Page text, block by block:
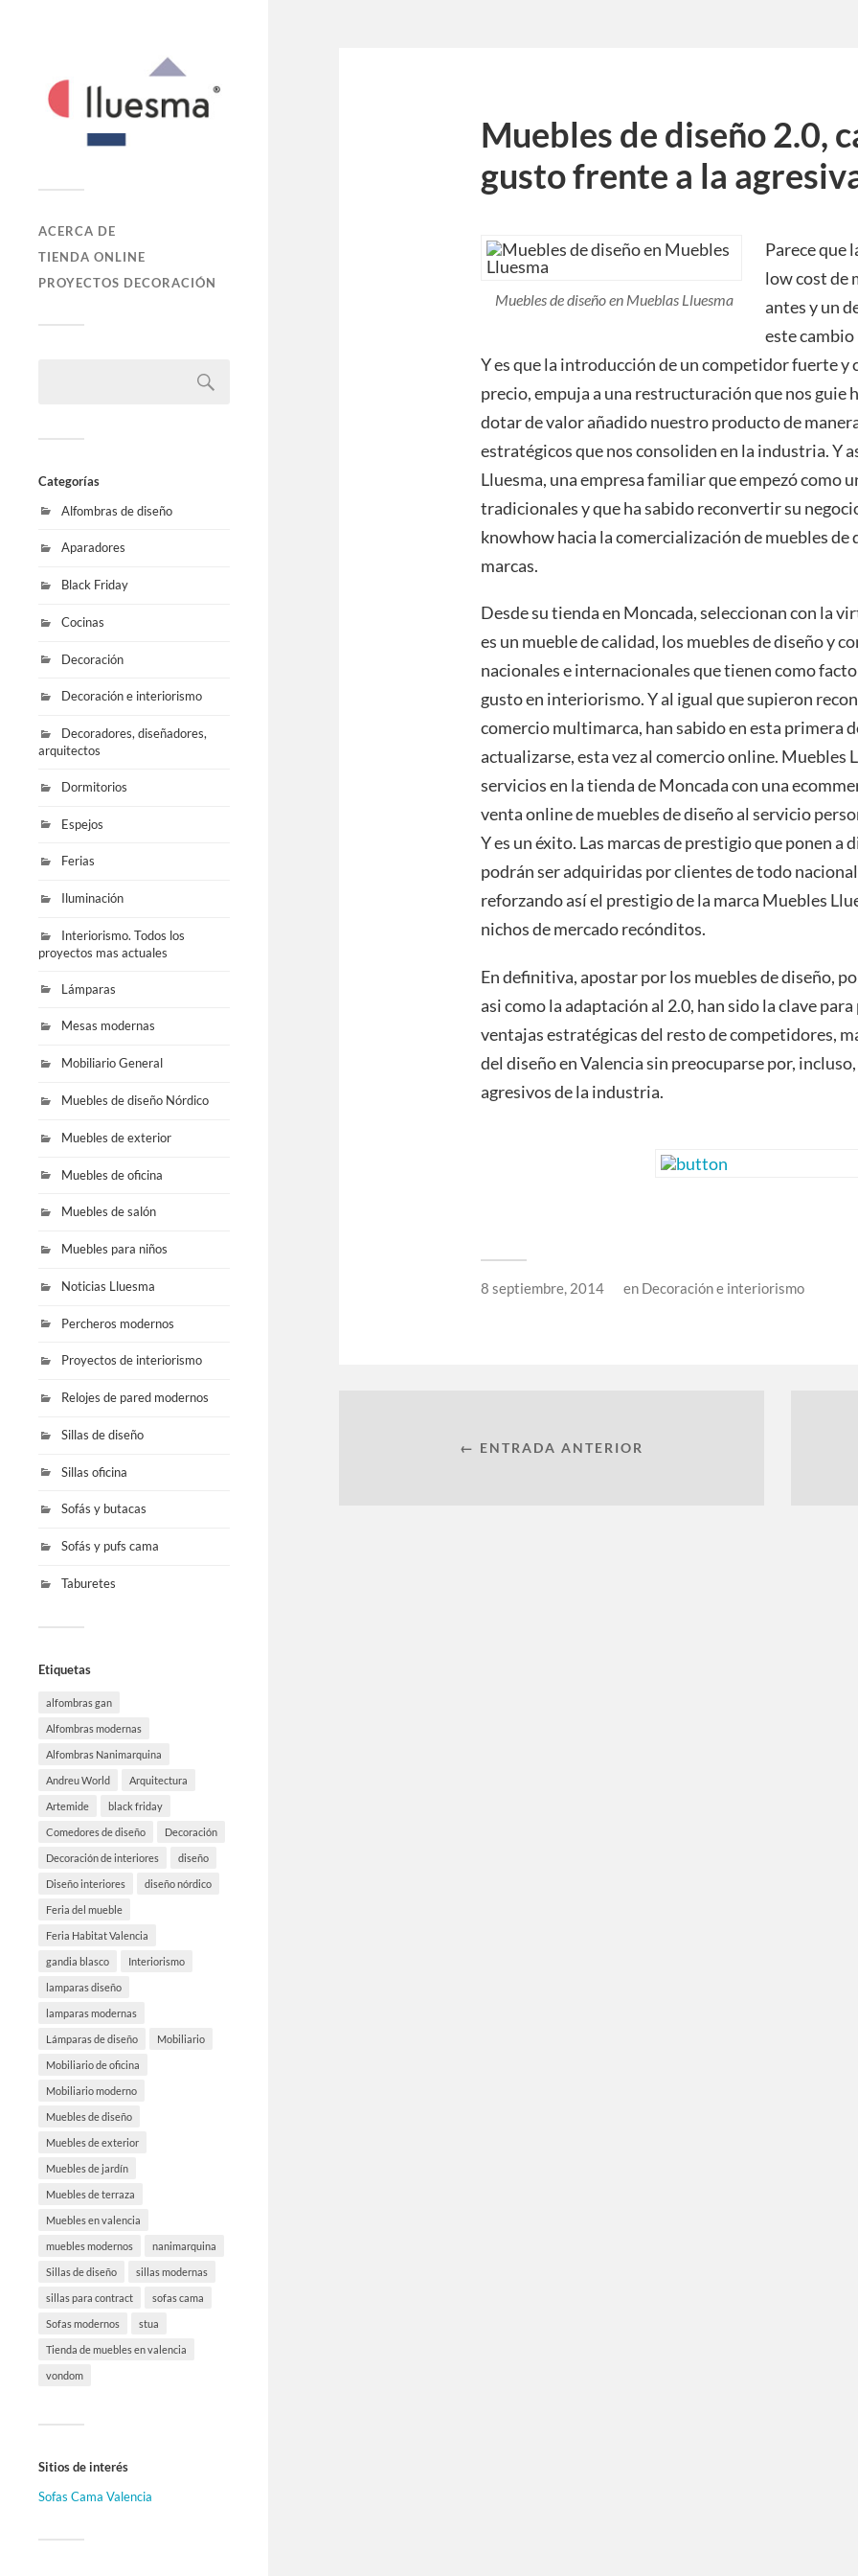
ACERCA DE
TIENDA ONLINE
PROYECTOS DECORACIÓN
Categorías
Alfombras de diseño
Aparadores
Black Friday
Cocinas
Decoración
Decoración e interiorismo
Decoradores, diseñadores,
arquitectos
Dormitorios
Espejos
Ferias
Iluminación
Interiorismo. Todos los
proyectos mas actuales
Lámparas
Mesas modernas
Mobiliario General
Muebles de diseño Nórdico
Muebles de exterior
Muebles de oficina
Muebles de salón
Muebles para niños
Noticias Lluesma
Percheros modernos
Proyectos de interiorismo
Relojes de pared modernos
Sillas de diseño
Sillas oficina
Sofás y butacas
Sofás y pufs cama
Taburetes
Etiquetas
alfombras gan
Alfombras modernas
Alfombras Nanimarquina
Andreu World Arquitectura
Artemide black friday
Comedores de diseño Decoración
Decoración de interiores diseño
Diseño interiores diseño nórdico
Feria del mueble
Feria Habitat Valencia
gandia blasco Interiorismo
lamparas diseño
lamparas modernas
Lámparas de diseño Mobiliario
Mobiliario de oficina
Mobiliario moderno
Muebles de diseño
Muebles de exterior
Muebles de jardín
Muebles de terraza
Muebles en valencia
muebles modernos nanimarquina
Sillas de diseño sillas modernas
sillas para contract sofas cama
Sofas modernos stua
Tienda de muebles en valencia
vondom
Sitios de interés
Sofas Cama Valencia
Muebles de diseño 2.0,
gusto frente a la
Muebles de diseño en Mueblas Lluesma
Parece que
low cost de
antes y un
este
Y es que la introducción de un competidor fuerte y
precio, empuja a una restructuración que nos guie
dotar de valor añadido nuestro producto de
estratégicos que nos consoliden en la industria. Y
Lluesma, una empresa familiar que empezó como
tradicionales y que ha sabido reconvertir su
knowhow hacia la comercialización de muebles de
marcas.
Desde su tienda en Moncada, seleccionan con la
es un mueble de calidad, los muebles de diseño y
nacionales e internacionales que tienen como
gusto en interiorismo. Y al igual que supieron
comercio multimarca, han sabido en esta primera
actualizarse, esta vez al comercio online. Muebles
servicios en la tienda de Moncada con una
venta online de muebles de diseño al servicio
Y es un éxito. Las marcas de prestigio que ponen a
podrán ser adquiridas por clientes de todo
reforzando así el prestigio de la marca Muebles
nichos de mercado recónditos.
En definitiva, apostar por los muebles de diseño,
asi como la adaptación al 2.0, han sido la clave
ventajas estratégicas del resto de competidores,
del diseño en Valencia sin preocuparse por,
agresivos de la industria.
8 septiembre, 2014 en Decoración e interiorismo
← ENTRADA ANTERIOR